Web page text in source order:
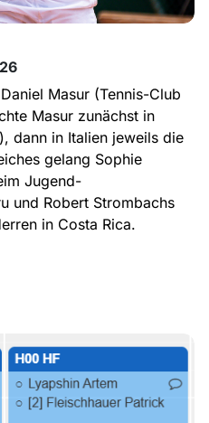
Masur (Tennis-Club
Masur zunächst in
dann in Italien jeweils die
gelang Sophie
Jugend-
und Robert Strombachs
in Costa Rica.